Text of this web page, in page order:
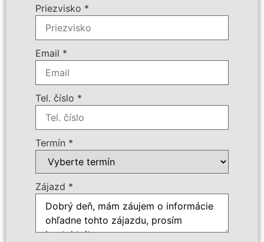
Priezvisko *
Email *
Tel. číslo *
Termín *
Zájazd *
Doplnkové služby:
69 € - Batožina do podpalubia
spojená s večerou
Počet osôb
Cena zájazdu
Dôležité: